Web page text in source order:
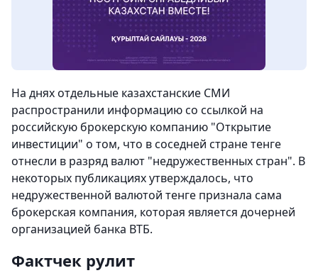
На днях отдельные казахстанские СМИ
распространили информацию со ссылкой на
российскую брокерскую компанию "Открытие
инвестиции" о том, что в соседней стране тенге
отнесли в разряд валют "недружественных стран". В
некоторых публикациях утверждалось, что
недружественной валютой тенге признала сама
брокерская компания, которая является дочерней
организацией банка ВТБ.
Фактчек рулит